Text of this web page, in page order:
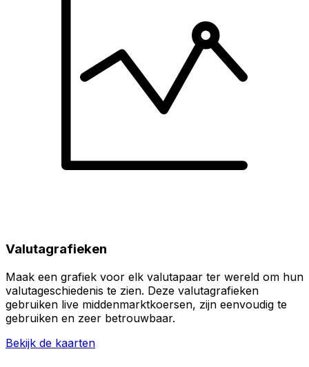
Valutagrafieken
Maak een grafiek voor elk valutapaar ter wereld om hun
valutageschiedenis te zien. Deze valutagrafieken
gebruiken live middenmarktkoersen, zijn eenvoudig te
gebruiken en zeer betrouwbaar.
Bekijk de kaarten